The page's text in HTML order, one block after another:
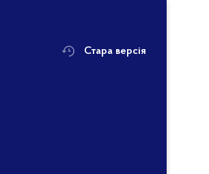
Стара версія